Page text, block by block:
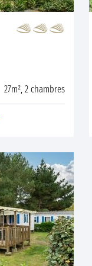
27m², 2 chambres